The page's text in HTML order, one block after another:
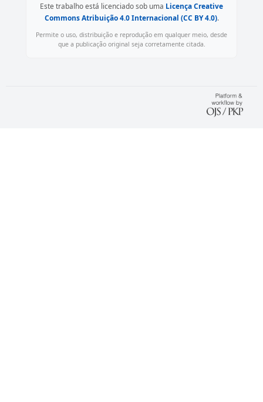
Este trabalho está licenciado sob uma Licença Creative
Commons Atribuição 4.0 Internacional (CC BY 4.0).
Permite o uso, distribuição e reprodução em qualquer meio, desde
que a publicação original seja corretamente citada.